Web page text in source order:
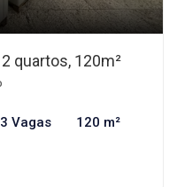
quartos, 120m²
3 Vagas 120 m²